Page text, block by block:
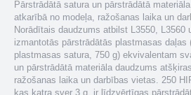
Pārstrādātā satura un pārstrādātā
atkarībā no modeļa, ražošanas laika un
Norādītais daudzums atbilst L3550, L3560
izmantotās pārstrādātās plastmasas daļas
plastmasas satura, 750 g) ekvivalentam
un pārstrādātā materiāla daudzums
ražošanas laika un darbības vietas. 250
kas katra sver 3 g, ir līdzvērtīgas